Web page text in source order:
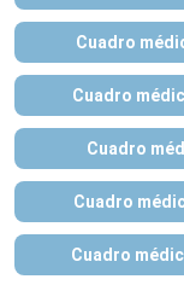
Cuadro
Cuadro
Cuadro
Cuadro
Cuadro